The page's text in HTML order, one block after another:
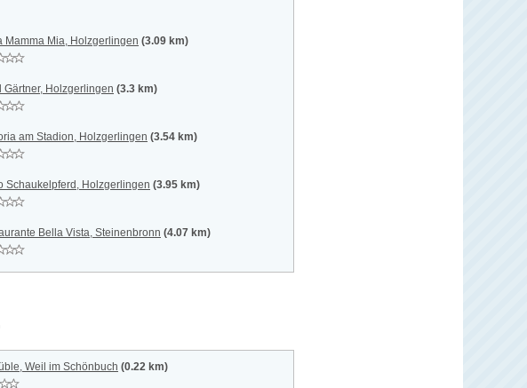
Mamma Mia, Holzgerlingen (3.09 km)
Gärtner, Holzgerlingen (3.3 km)
am Stadion, Holzgerlingen (3.54 km)
Schaukelpferd, Holzgerlingen (3.95 km)
Bella Vista, Steinenbronn (4.07 km)
Weil im Schönbuch (0.22 km)